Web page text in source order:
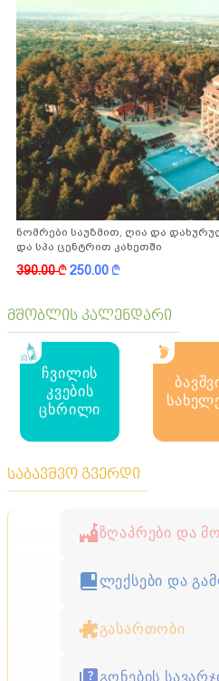
ნომრები საუზმით, ღია და
და სპა ცენტრით კახეთში
390.00k250.00k
მშობლის კალენდარი
ჩვილის
კვების
ცხრილი
საბავშვო გვერდი
ზღაპრები და
ლექსები და
გასართობი
გონების